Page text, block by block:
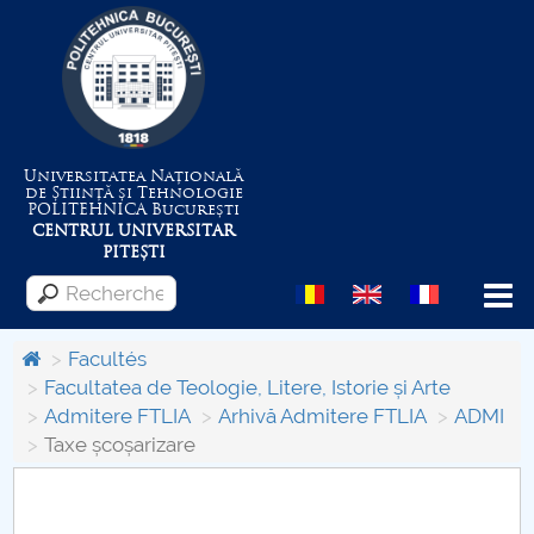
Universitatea Națională
de Știință și Tehnologie
POLITEHNICABucurești
CENTRUL UNIVERSITAR
PITEȘTI
Menu
Despre Universitate
Centrul de Management al Proiectelor
Facultés
Facultatea de Teologie, Litere, Istorie și Arte
Admitere FTLIA
Arhivă Admitere FTLIA
ADMI
Taxe școșarizare